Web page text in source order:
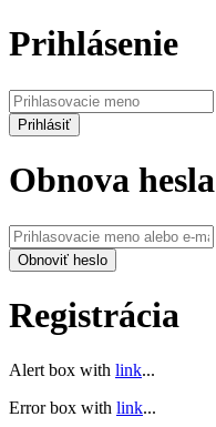
Prihlásenie
Obnova hesla
Registrácia
Alert box with link...
Error box with link...